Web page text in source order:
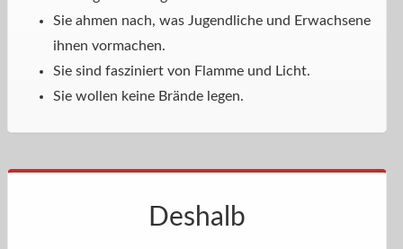
Sie ahmen nach, was Jugendliche und Erwachsene
ihnen vormachen.
Sie sind fasziniert von Flamme und Licht.
Sie wollen keine Brände legen.
Deshalb